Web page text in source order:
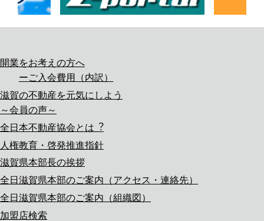
開業をお考えの方へ
ご入会費用（内訳）
滋賀の不動産を元気にしよう
～会員の声～
全日本不動産協会とは︖
人権教育・啓発推進指針
滋賀県本部長の挨拶
全日滋賀県本部のご案内（アクセス・連絡先）
全日滋賀県本部のご案内（組織図）
加盟店検索